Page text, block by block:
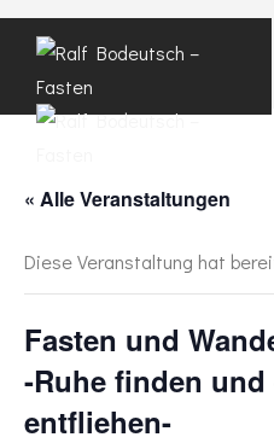
« Alle Veranstaltungen
Diese Veranstaltung hat
Fasten und
-Ruhe finden
entfliehen-